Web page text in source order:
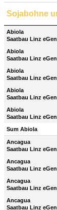
Sojabohne
Abiola
Saatbau Linz eGen
Abiola
Saatbau Linz eGen
Abiola
Saatbau Linz eGen
Abiola
Saatbau Linz eGen
Abiola
Saatbau Linz eGen
Sum Abiola
Ancagua
Saatbau Linz eGen
Ancagua
Saatbau Linz eGen
Ancagua
Saatbau Linz eGen
Ancagua
Saatbau Linz eGen